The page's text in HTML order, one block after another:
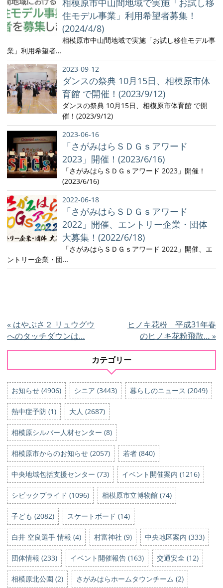
住モデル事業」利用希望者募集！
(2024/4/8)
相模原市中山間地域で実施「お試し移住モデル事
業」利用希望者…
2023-09-12
ダンスの祭典 10月15日、相模原市体
育館 で開催！(2023/9/12)
ダンスの祭典 10月15日、相模原市体育館 で開
催！(2023/9/12)
2023-06-16
「さがみはらＳＤＧｓアワード
2023」開催！(2023/6/16)
「さがみはらＳＤＧｓアワード 2023」開催！
(2023/6/16)
2022-06-18
「さがみはらＳＤＧｓアワード
2022」開催、エントリー企業・団体
大募集！(2022/6/18)
「さがみはらＳＤＧｓアワード 2022」開催、エ
ントリー企業・団…
« はやぶさ２ リュウグウ
へのタッチダウンは…
ヒノキ花粉 平成31年春
のヒノキ花粉飛散… »
カテゴリー
お知らせ (4906) シニア (3443) 暮らしのニュース (2049)
熱中症予防 (1) 大人 (2687)
相模原シルバー人材センター (8)
相模原市からのお知らせ (2057) 若者 (840)
中央地域包括支援センター (73) イベント開催案内 (1216)
シビックプライド (1096) 相模原市立博物館 (74)
子ども (2082) スケートボード (14)
白井 空良選手 情報 (4) 村富神社 (9) 中央地区案内 (333)
団体情報 (233) イベント開催報告 (163) 交通安全 (12)
相模原北公園 (2) さがみはらホームタウンチーム (2)